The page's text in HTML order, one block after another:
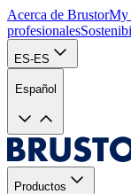
Acerca de BrustorMy
profesionales
ES-ES
Español
Productos